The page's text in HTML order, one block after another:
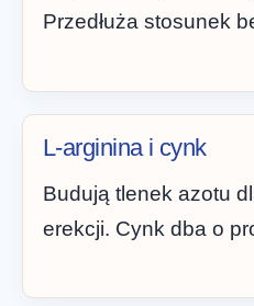
Przedłuża stosunek
L-arginina i cynk
Budują tlenek azotu
erekcji. Cynk dba o